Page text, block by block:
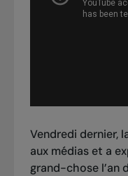
Vendredi dernier,
aux médias et a
grand-chose l’an